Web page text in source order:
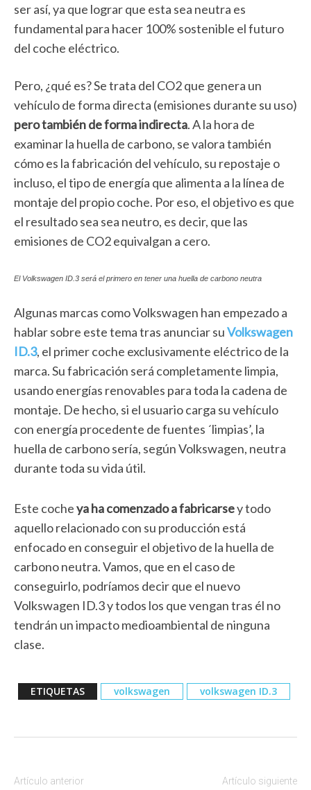
ser así, ya que lograr que esta sea neutra es
fundamental para hacer 100% sostenible el futuro
del coche eléctrico.
Pero, ¿qué es? Se trata del CO2 que genera un
vehículo de forma directa (emisiones durante su uso)
pero también de forma indirecta. A la hora de
examinar la huella de carbono, se valora también
cómo es la fabricación del vehículo, su repostaje o
incluso, el tipo de energía que alimenta a la línea de
montaje del propio coche. Por eso, el objetivo es que
el resultado sea sea neutro, es decir, que las
emisiones de CO2 equivalgan a cero.
El Volkswagen ID.3 será el primero en tener una huella de carbono neutra
Algunas marcas como Volkswagen han empezado a
hablar sobre este tema tras anunciar suVolkswagen
ID.3, el primer coche exclusivamente eléctrico de la
marca. Su fabricación será completamente limpia,
usando energías renovables para toda la cadena de
montaje. De hecho, si el usuario carga su vehículo
con energía procedente de fuentes ´limpias’, la
huella de carbono sería, según Volkswagen, neutra
durante toda su vida útil.
Este cocheya ha comenzado a fabricarsey todo
aquello relacionado con su producción está
enfocado en conseguir el objetivo de la huella de
carbono neutra. Vamos, que en el caso de
conseguirlo, podríamos decir que el nuevo
Volkswagen ID.3 y todos los que vengan tras él no
tendrán un impacto medioambiental de ninguna
clase.
ETIQUETAS volkswagen volkswagen ID.3
Artículo anterior Artículo siguiente